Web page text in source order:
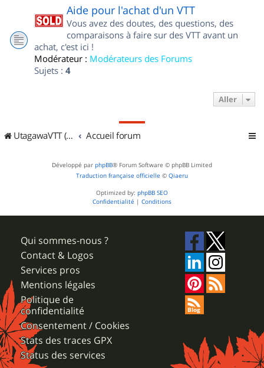
Aide pour l'achat d'un VTT
Vous avez des doutes, des questions, des
comparaisons à faire sur des VTT avant un
achat, c'est ici !
Modérateur : Modérateurs des Forums
Sujets : 4
Aller
UtagawaVTT (Randos VTT et VTTAE avec traces GPS) Accueil forum
Développé par phpBB® Forum Software © phpBB Limited
Traduction française officielle © Qiaeru
Optimized by: phpBB SEO
Confidentialité | Conditions
Qui sommes-nous ?
Contact & Logos
Services pros
Mentions légales
Politique de
confidentialité
Consentement / Cookies
Stats des traces GPX
Status des services